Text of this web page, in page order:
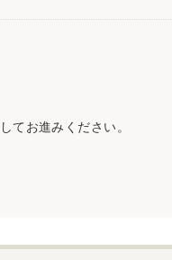
てお進みください。